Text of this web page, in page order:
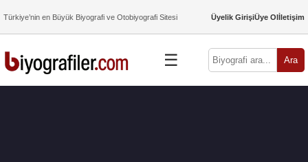
Türkiye’nin en Büyük Biyografi ve Otobiyografi Sitesi Üyelik GirişiÜye Olİletişim
☰ Ara